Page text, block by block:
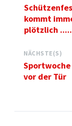
kommt
plötzlich
NÄCHSTE(S)
vor der Tür